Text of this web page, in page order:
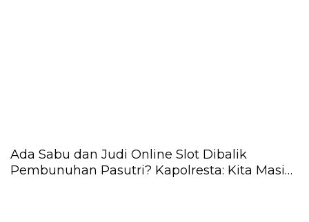
Ada Sabu dan Judi Online Slot Dibalik
Pembunuhan Pasutri? Kapolresta: Kita Masih